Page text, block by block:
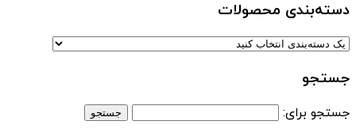
دسته‌بندی‌ محصولات
جستجو
جستجو برای: